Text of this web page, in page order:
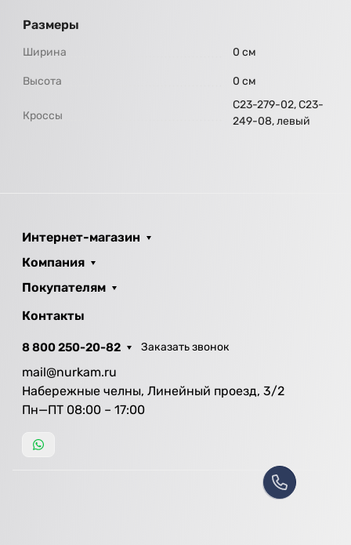
Размеры
Ширина 0 см
Высота 0 см
Кроссы
С23-279-02, С23-
249-08, левый
Интернет-магазин
Компания
Покупателям
Контакты
8 800 250-20-82 Заказать звонок
mail@nurkam.ru
Набережные челны, Линейный проезд, 3/2
Пн—ПТ 08:00 – 17:00